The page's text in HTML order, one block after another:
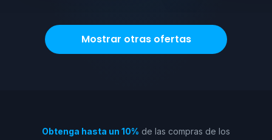
Mostrar otras ofertas
Obtenga hasta un 10% de las compras de los